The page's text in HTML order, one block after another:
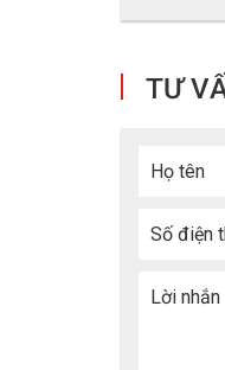
TƯ
Họ tên
Số điện
Lời nhắn